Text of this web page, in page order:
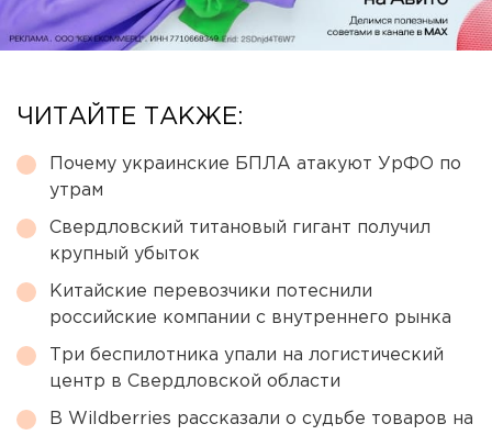
ЧИТАЙТЕ ТАКЖЕ:
Почему украинские БПЛА атакуют УрФО по
утрам
Свердловский титановый гигант получил
крупный убыток
Китайские перевозчики потеснили
российские компании с внутреннего рынка
Три беспилотника упали на логистический
центр в Свердловской области
В Wildberries рассказали о судьбе товаров на